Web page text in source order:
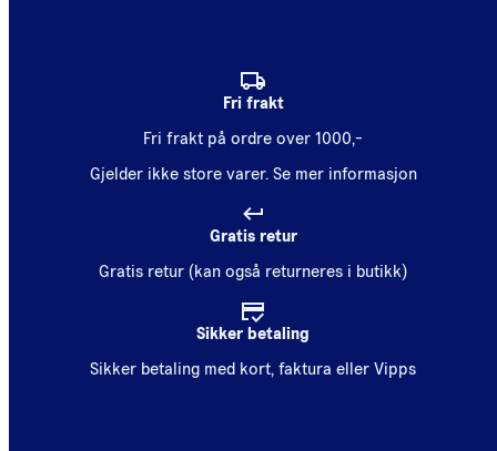
Fri frakt
Fri frakt på ordre over 1000,-
Gjelder ikke store varer. Se mer informasjon
Gratis retur
Gratis retur (kan også returneres i butikk)
Sikker betaling
Sikker betaling med kort, faktura eller Vipps